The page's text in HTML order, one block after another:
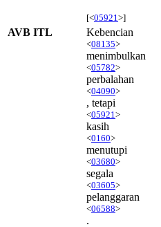
[<05921 >]
AVB ITL Kebencian
<08135>
menimbulkan
<05782>
perbalahan
<04090>
, tetapi
<05921 >
kasih
<0160>
menutupi
<03680>
segala
<03605>
pelanggaran
<06588>
.